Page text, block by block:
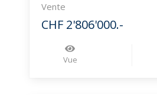
Vente
CHF 2'806'000.-
Vue